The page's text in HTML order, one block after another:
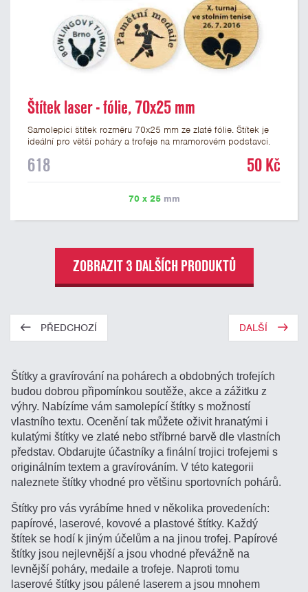
Štítek laser - fólie, 70x25 mm
Samolepicí štítek rozměru 70x25 mm ze zlaté fólie. Štítek je
ideální pro větší poháry a trofeje na mramorovém podstavci.
textu doporučujeme maximálně 3 řádky, aby byla zachována
prvním kroku objednávky.
618 50 Kč
70 x 25mm
ZOBRAZIT 3 DALŠÍCH PRODUKTŮ
PŘEDCHOZÍ DALŠÍ
Štítky a gravírování na pohárech a obdobných trofejích
budou dobrou připomínkou soutěže, akce a zážitku z
výhry. Nabízíme vám samolepící štítky s možností
vlastního textu. Ocenění tak můžete oživit hranatými i
kulatými štítky ve zlaté nebo stříbrné barvě dle vlastních
představ. Obdarujte účastníky a finální trojici trofejemi s
originálním textem a gravírováním. V této kategorii
naleznete štítky vhodné pro většinu sportovních pohárů.
Štítky pro vás vyrábíme hned v několika provedeních:
papírové, laserové, kovové a plastové štítky. Každý
štítek se hodí k jiným účelům a na jinou trofej. Papírové
štítky jsou nejlevnější a jsou vhodné převážně na
levnější poháry, medaile a trofeje. Naproti tomu
laserové štítky jsou pálené laserem a jsou mnohem